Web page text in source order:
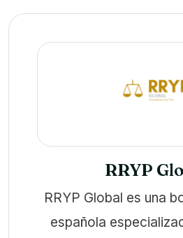
RRYP
RRYP Global es una
española